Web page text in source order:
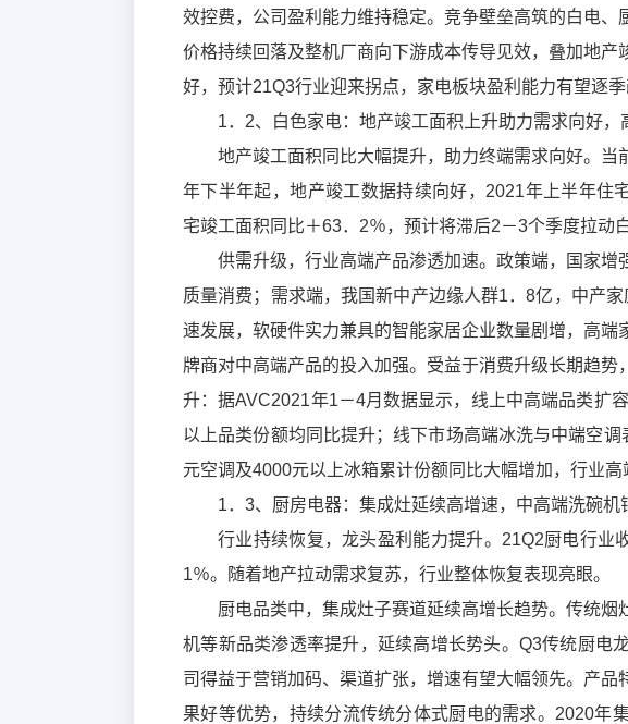
效控费，公司盈利能力维持稳定。竞争壁垒高筑的白电
价格持续回落及整机厂商向下游成本传导见效，叠加地
好，预计21Q3行业迎来拐点，家电板块盈利能力有望逐季
1．2、白色家电：地产竣工面积上升助力需求向好，
地产竣工面积同比大幅提升，助力终端需求向好。
年下半年起，地产竣工数据持续向好，2021年上半年住
宅竣工面积同比＋63．2％，预计将滞后2－3个季度拉动
供需升级，行业高端产品渗透加速。政策端，国家
质量消费；需求端，我国新中产边缘人群1．8亿，中产
速发展，软硬件实力兼具的智能家居企业数量剧增，高
牌商对中高端产品的投入加强。受益于消费升级长期趋
升：据AVC2021年1－4月数据显示，线上中高端品类扩
以上品类份额均同比提升；线下市场高端冰洗与中端空
元空调及4000元以上冰箱累计份额同比大幅增加，行业高
1．3、厨房电器：集成灶延续高增速，中高端洗碗机
行业持续恢复，龙头盈利能力提升。21Q2厨电行业
1％。随着地产拉动需求复苏，行业整体恢复表现亮眼。
厨电品类中，集成灶子赛道延续高增长趋势。传统
机等新品类渗透率提升，延续高增长势头。Q3传统厨电
司得益于营销加码、渠道扩张，增速有望大幅领先。产
果好等优势，持续分流传统分体式厨电的需求。2020年